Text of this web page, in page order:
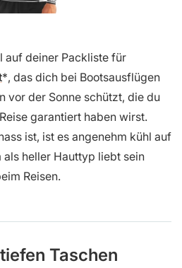
auf deiner Packliste für
, das dich bei Bootsausflügen
vor der Sonne schützt, die du
garantiert haben wirst.
ist, ist es angenehm kühl auf
als heller Hauttyp liebt sein
Reisen.
Taschen